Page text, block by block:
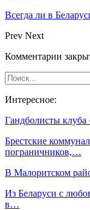
Всегда ли в
Prev Next
Комментарии
Интересное:
Гандболисты
Брестские
пограничников,…
В Малоритском
Из Беларуси с
в…